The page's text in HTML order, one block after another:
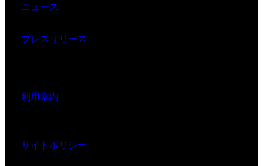
ニュース
プレスリリース
利用案内
サイトポリシー